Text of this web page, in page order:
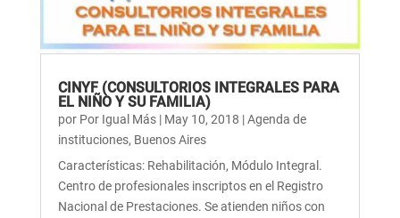
CINYF (CONSULTORIOS INTEGRALES PARA
EL NIÑO Y SU FAMILIA)
por Por Igual Más| May 10, 2018 |Agenda de
instituciones, Buenos Aires
Características: Rehabilitación, Módulo Integral.
Centro de profesionales inscriptos en el Registro
Nacional de Prestaciones. Se atienden niños con